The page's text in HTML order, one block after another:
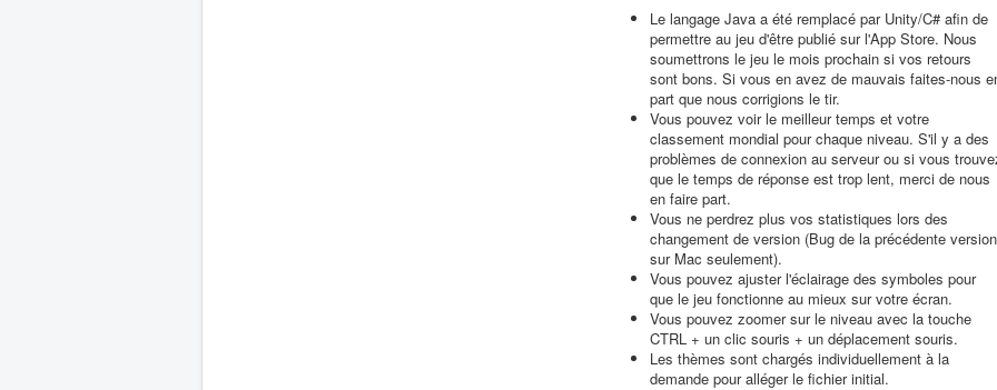
Le langage Java a été remplacé par Unity/C# afin de
permettre au jeu d'être publié sur l'App Store. Nous
soumettrons le jeu le mois prochain si vos retours
sont bons. Si vous en avez de mauvais faites-nous
part que nous corrigions le tir.
Vous pouvez voir le meilleur temps et votre
classement mondial pour chaque niveau. S'il y a des
problèmes de connexion au serveur ou si vous
que le temps de réponse est trop lent, merci de nous
en faire part.
Vous ne perdrez plus vos statistiques lors des
changement de version (Bug de la précédente version
sur Mac seulement).
Vous pouvez ajuster l'éclairage des symboles pour
que le jeu fonctionne au mieux sur votre écran.
Vous pouvez zoomer sur le niveau avec la touche
CTRL + un clic souris + un déplacement souris.
Les thèmes sont chargés individuellement à la
demande pour alléger le fichier initial.